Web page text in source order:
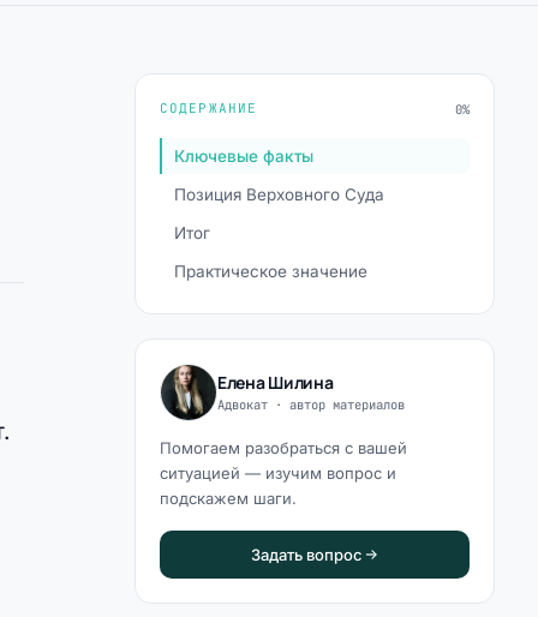
СОДЕРЖАНИЕ 0%
Ключевые факты
Позиция Верховного Суда
Итог
Практическое значение
Елена Шилина
Адвокат · автор материалов
Помогаем разобраться с вашей
ситуацией — изучим вопрос и
подскажем шаги.
Задать вопрос